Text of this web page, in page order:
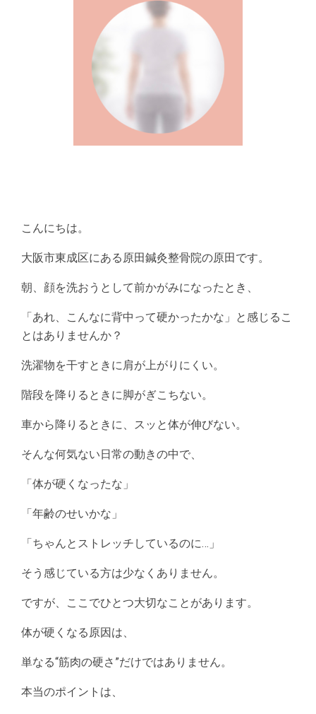
こんにちは。
大阪市東成区にある原田鍼灸整骨院の原田です。
朝、顔を洗おうとして前かがみになったとき、
「あれ、こんなに背中って硬かったかな」と感じるこ
とはありませんか？
洗濯物を干すときに肩が上がりにくい。
階段を降りるときに脚がぎこちない。
車から降りるときに、スッと体が伸びない。
そんな何気ない日常の動きの中で、
「体が硬くなったな」
「年齢のせいかな」
「ちゃんとストレッチしているのに…」
そう感じている方は少なくありません。
ですが、ここでひとつ大切なことがあります。
体が硬くなる原因は、
単なる“筋肉の硬さ”だけではありません。
本当のポイントは、